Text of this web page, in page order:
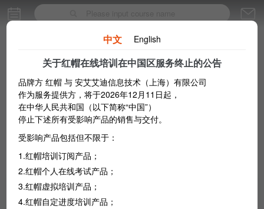
Popular
中文 English
关于红帽在线培训在中国区服务终止的公告
品牌方 红帽 与 安艾艾迪信息技术（上海）有限公司
作为服务提供方，将于2026年12月11日起，
在中华人民共和国（以下简称“中国”）
停止下述所有受影响产品的销售与交付。
受影响产品包括但不限于：
1.红帽培训订阅产品；
2.红帽个人在线考试产品；
3.红帽虚拟培训产品；
4.红帽自定进度培训产品；